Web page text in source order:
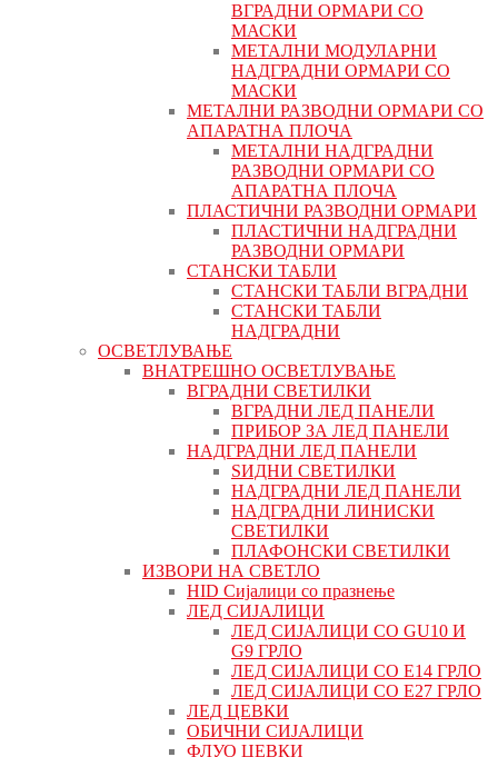
ВГРАДНИ ОРМАРИ СО
МАСКИ
МЕТАЛНИ МОДУЛАРНИ
НАДГРАДНИ ОРМАРИ СО
МАСКИ
МЕТАЛНИ РАЗВОДНИ ОРМАРИ СО
АПАРАТНА ПЛОЧА
МЕТАЛНИ НАДГРАДНИ
РАЗВОДНИ ОРМАРИ СО
АПАРАТНА ПЛОЧА
ПЛАСТИЧНИ РАЗВОДНИ ОРМАРИ
ПЛАСТИЧНИ НАДГРАДНИ
РАЗВОДНИ ОРМАРИ
СТАНСКИ ТАБЛИ
СТАНСКИ ТАБЛИ ВГРАДНИ
СТАНСКИ ТАБЛИ
НАДГРАДНИ
ОСВЕТЛУВАЊЕ
ВНАТРЕШНО ОСВЕТЛУВАЊЕ
ВГРАДНИ СВЕТИЛКИ
ВГРАДНИ ЛЕД ПАНЕЛИ
ПРИБОР ЗА ЛЕД ПАНЕЛИ
НАДГРАДНИ ЛЕД ПАНЕЛИ
ЅИДНИ СВЕТИЛКИ
НАДГРАДНИ ЛЕД ПАНЕЛИ
НАДГРАДНИ ЛИНИСКИ
СВЕТИЛКИ
ПЛАФОНСКИ СВЕТИЛКИ
ИЗВОРИ НА СВЕТЛО
HID Сијалици со празнење
ЛЕД СИЈАЛИЦИ
ЛЕД СИЈАЛИЦИ СО GU10 И
G9 ГРЛО
ЛЕД СИЈАЛИЦИ СО Е14 ГРЛО
ЛЕД СИЈАЛИЦИ СО Е27 ГРЛО
ЛЕД ЦЕВКИ
ОБИЧНИ СИЈАЛИЦИ
ФЛУО ЦЕВКИ